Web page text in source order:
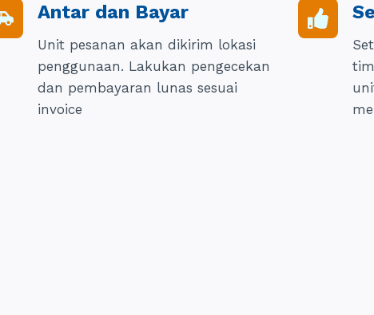
Antar dan Bayar
Unit pesanan akan dikirim lokasi
penggunaan. Lakukan pengecekan
dan pembayaran lunas sesuai
invoice